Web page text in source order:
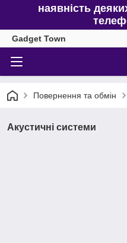
наявність
Gadget Town
Повернення та обмін
Акустичні системи